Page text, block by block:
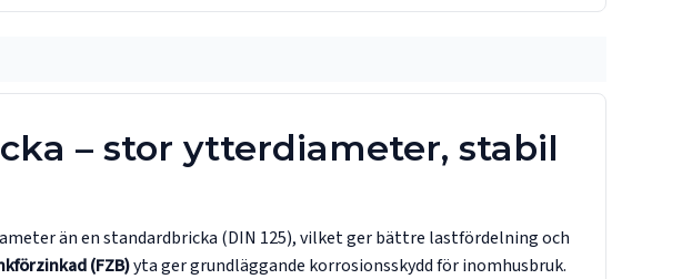
– stor ytterdiameter, stabil
än en standardbricka (DIN 125), vilket ger bättre lastfördelning och
(FZB)yta ger grundläggande korrosionsskydd för inomhusbruk.